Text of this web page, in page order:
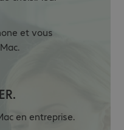
et vous
en entreprise.